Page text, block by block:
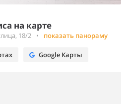
на карте
18/2 • показать панораму
Google Карты